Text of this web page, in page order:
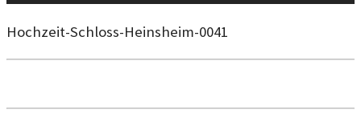
Hochzeit-Schloss-Heinsheim-0041